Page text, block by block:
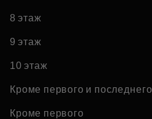
8 этаж
9 этаж
10 этаж
Кроме первого и последнего
Кроме первого